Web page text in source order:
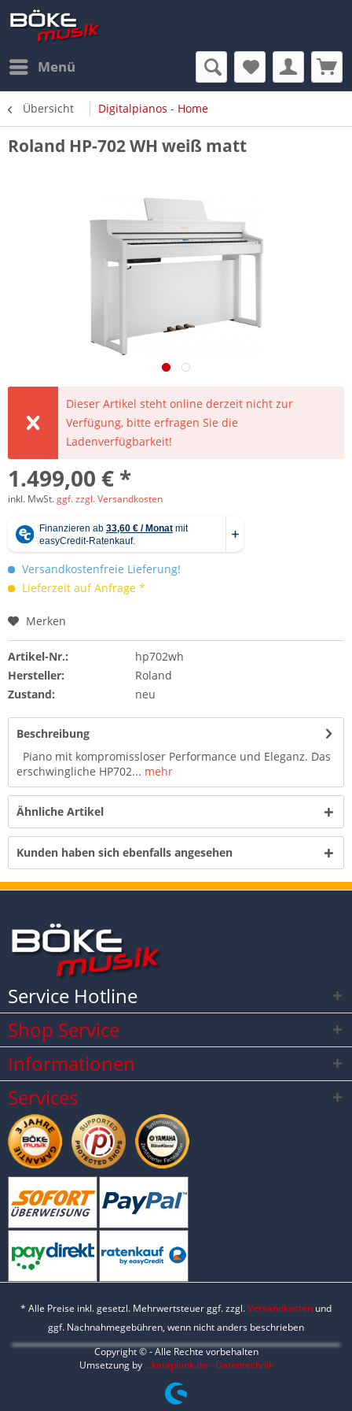
Menü
Übersicht Digitalpianos - Home
Roland HP-702 WH weiß matt
Dieser Artikel steht online derzeit nicht zur
Verfügung, bitte erfragen Sie die
Ladenverfügbarkeit!
1.499,00 € *
inkl. MwSt.ggf. zzgl. Versandkosten
Versandkostenfreie Lieferung!
Lieferzeit auf Anfrage *
Merken
Artikel-Nr.:
hp702wh
Hersteller:
Roland
Zustand:
neu
Beschreibung
Piano mit kompromissloser Performance und Eleganz. Das
erschwingliche HP702... mehr
Ähnliche Artikel
Kunden haben sich ebenfalls angesehen
Service Hotline
Shop Service
Informationen
Services
* Alle Preise inkl. gesetzl. Mehrwertsteuer ggf. zzgl.Versandkosten und
ggf. Nachnahmegebühren, wenn nicht anders beschrieben
Copyright © - Alle Rechte vorbehalten
Umsetzung by ...kataplonk.de - Datentechnik